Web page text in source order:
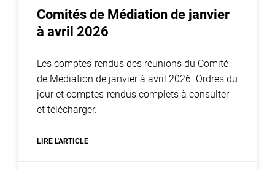
Comités de Médiation de janvier
à avril 2026
Les comptes-rendus des réunions du Comité
de Médiation de janvier à avril 2026. Ordres du
jour et comptes-rendus complets à consulter
et télécharger.
LIRE L'ARTICLE